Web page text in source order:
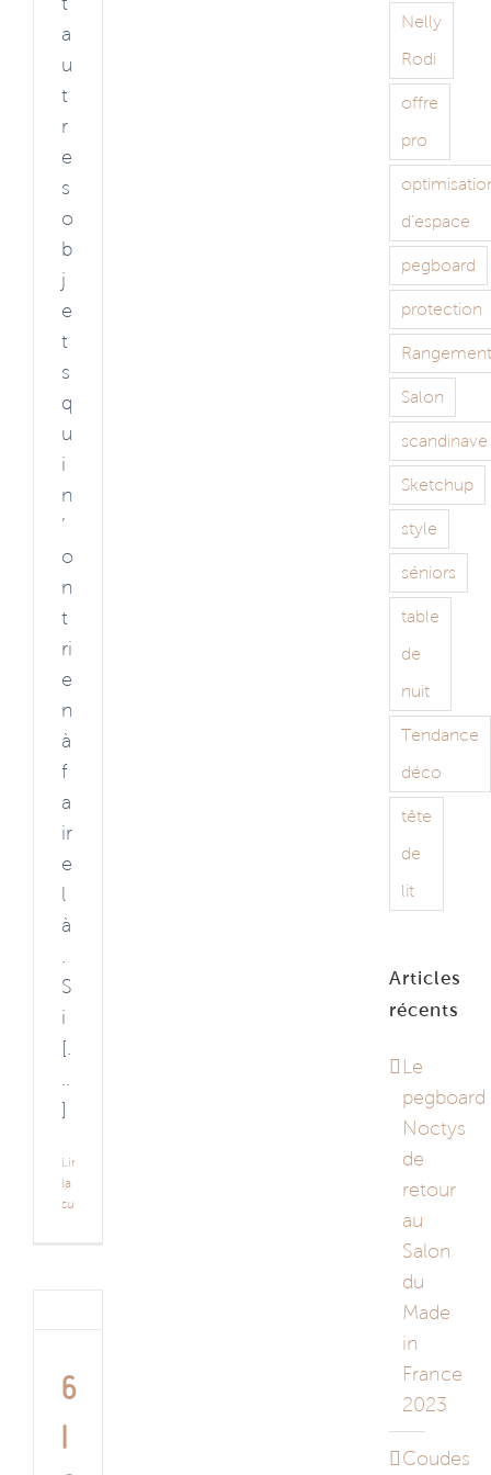
a
u
t
r
e
s
o
b
j
e
t
s
q
u
i
n
’
o
n
t
ri
e
n
à
f
a
ir
e
l
à
S
i
[.
]
Lire
la
suite
une
6
Nelly
Rodi
offre
pro
d'espace
pegboard
protection
Rangement
Salon
scandinave
Sketchup
style
séniors
table
de
nuit
Tendance
déco
tête
de
lit
Articles
récents
Le
pegboard
Noctys
de
retour
au
Salon
du
Made
in
France
2023
Coudes